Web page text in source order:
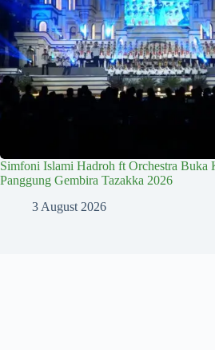
Simfoni Islami Hadroh ft Orchestra Buka
Panggung Gembira Tazakka 2026
3 August 2026